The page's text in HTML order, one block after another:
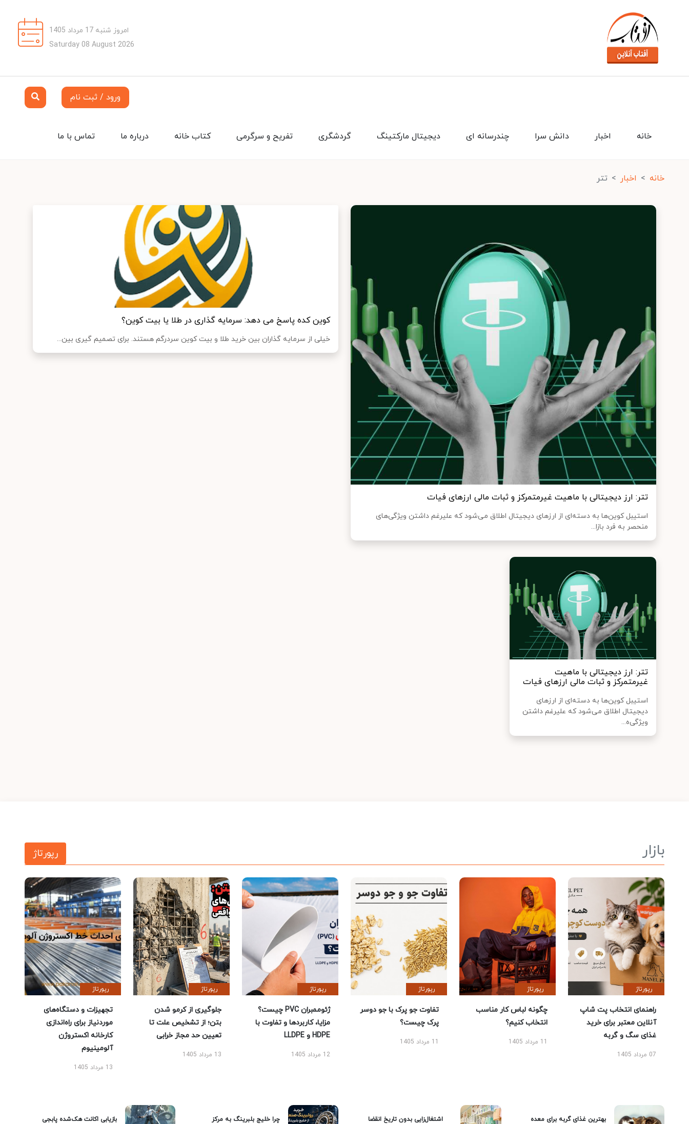
امروز شنبه 17 مرداد 1405
Saturday 08 August 2026
ورود / ثبت نام
تماس با ما درباره ما کتاب خانه تفریح و سرگرمی گردشگری دیجیتال مارکتینگ چندرسانه ای دانش سرا اخبار خانه
خانه اخبار تتر
تتر: ارز دیجیتالی با ماهیت غیرمتمرکز و ثبات مالی ارزهای فیات
استیبل کوین‌ها به دسته‌ای از ارزهای دیجیتال اطلاق می‌شود که علیرغم داشتن ویژگی‌های
منحصر به فرد بازا...
کوین کده پاسخ می دهد: سرمایه گذاری در طلا یا بیت کوین؟
خیلی از سرمایه گذاران بین خرید طلا و بیت کوین سردرگم هستند. برای تصمیم گیری بین...
تتر: ارز دیجیتالی با ماهیت
غیرمتمرکز و ثبات مالی ارزهای فیات
استیبل کوین‌ها به دسته‌ای از ارزهای
دیجیتال اطلاق می‌شود که علیرغم داشتن
ویژگی‌ه...
بازار رپورتاژ
رپورتاژ
راهنمای انتخاب پت شاپ
آنلاین معتبر برای خرید
غذای سگ و گربه
07 مرداد 1405
رپورتاژ
چگونه لباس کار مناسب
انتخاب کنیم؟
11 مرداد 1405
رپورتاژ
تفاوت جو پرک با جو دوسر
پرک چیست؟
11 مرداد 1405
رپورتاژ
ژئوممبران PVC چیست؟
مزایا، کاربردها و تفاوت با
HDPE و LLDPE
12 مرداد 1405
رپورتاژ
جلوگیری از کرمو شدن
بتن؛ از تشخیص علت تا
تعیین حد مجاز خرابی
13 مرداد 1405
رپورتاژ
تجهیزات و دستگاه‌های
موردنیاز برای راه‌اندازی
کارخانه اکستروژن
آلومینیوم
13 مرداد 1405
بهترین غذای گربه برای معده
اشتغال‌زایی بدون تاریخ انقضا
چرا خلیج بلبرینگ به مرکز
بازیابی اکانت هک‌شده پابجی